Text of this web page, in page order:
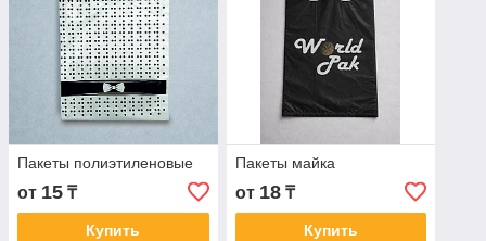
Пакеты полиэтиленовые
от 15 ₸
Купить
Пакеты майка
от 18₸
Купить